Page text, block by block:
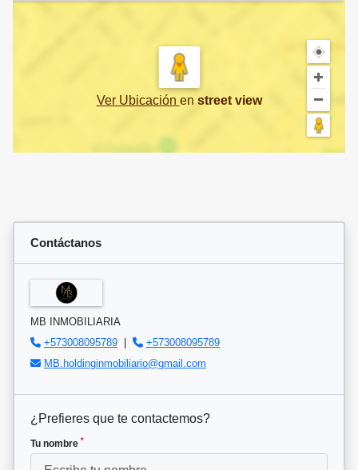
Ver Ubicación en street view
Contáctanos
MB INMOBILIARIA
+573008095789 |
+573008095789
MB.holdinginmobiliario@gmail.com
¿Prefieres que te contactemos?
Tu nombre *